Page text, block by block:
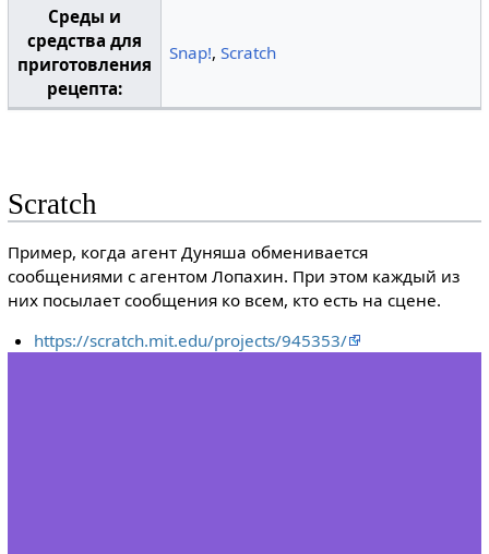
Среды и
средства для
приготовления
рецепта:
Snap!,Scratch
Scratch
Пример, когда агент Дуняша обменивается
сообщениями с агентом Лопахин. При этом каждый из
них посылает сообщения ко всем, кто есть на сцене.
https://scratch.mit.edu/projects/945353/